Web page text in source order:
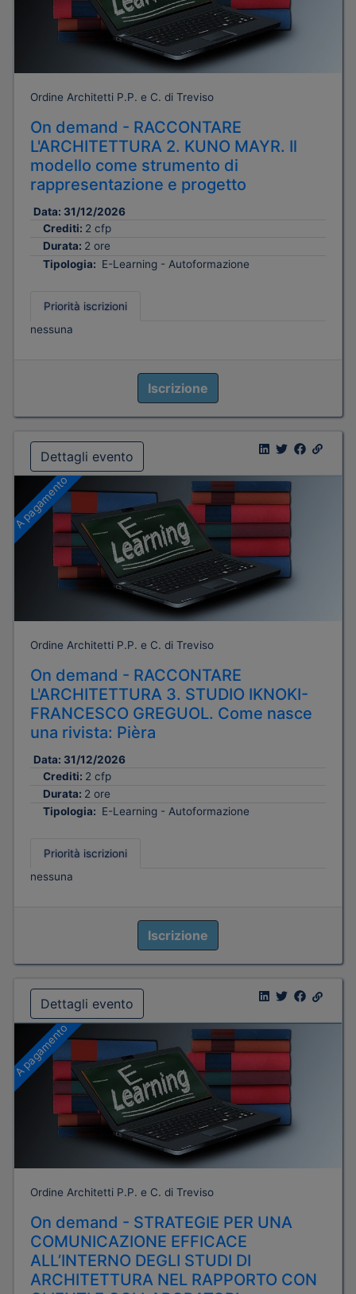
Ordine Architetti P.P. e C. di Treviso
On demand - RACCONTARE
L'ARCHITETTURA 2. KUNO MAYR. Il
modello come strumento di
rappresentazione e progetto
Data: 31/12/2026
Crediti: 2 cfp
Durata: 2 ore
Tipologia: E-Learning - Autoformazione
Priorità iscrizioni
nessuna
Iscrizione
Dettagli evento
A pagamento
Ordine Architetti P.P. e C. di Treviso
On demand - RACCONTARE
L'ARCHITETTURA 3. STUDIO IKNOKI-
FRANCESCO GREGUOL. Come nasce
una rivista: Pièra
Data: 31/12/2026
Crediti: 2 cfp
Durata: 2 ore
Tipologia: E-Learning - Autoformazione
Priorità iscrizioni
nessuna
Iscrizione
Dettagli evento
A pagamento
Ordine Architetti P.P. e C. di Treviso
On demand - STRATEGIE PER UNA
COMUNICAZIONE EFFICACE
ALL’INTERNO DEGLI STUDI DI
ARCHITETTURA NEL RAPPORTO CON